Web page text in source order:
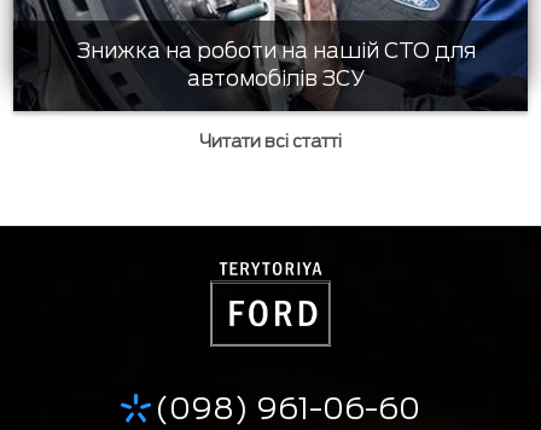
Знижка на роботи на нашій СТО для
автомобілів ЗСУ
Читати всі статті
(098) 961-06-60